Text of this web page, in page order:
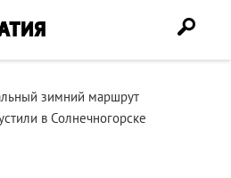
зимний маршрут
в Солнечногорске